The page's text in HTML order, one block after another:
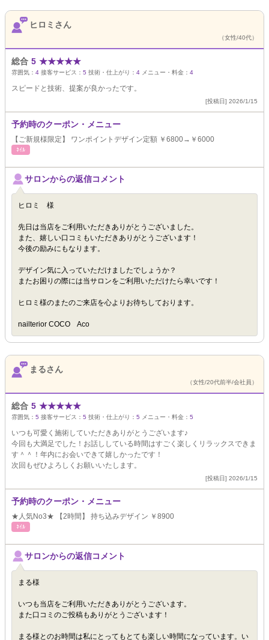
ヒロミさん
（女性/40代）
総合 5 ★★★★★
雰囲気： 4 接客サービス： 5 技術・仕上がり： 4 メニュー・料金： 4
スピードと技術、提案が良かったです。
[投稿日] 2026/1/15
予約時のクーポン・メニュー
【ご新規様限定】 ワンポイントデザイン定額 ￥6800→￥6000
ﾈｲﾙ
サロンからの返信コメント
ヒロミ 様
先日は当店をご利用いただきありがとうございました。
また、嬉しい口コミもいただきありがとうございます！
今後の励みにもなります。
デザイン気に入っていただけましたでしょうか？
またお困りの際には当サロンをご利用いただけたら幸いです！
ヒロミ様のまたのご来店を心よりお待ちしております。
nailterior COCO Aco
まるさん
（女性/20代前半/会社員）
総合 5 ★★★★★
雰囲気： 5 接客サービス： 5 技術・仕上がり： 5 メニュー・料金： 5
いつも可愛く施術していただきありがとうございます♪
今回も大満足でした！お話ししている時間はすごく楽しくリラックスできま
す＾＾！年内にお会いできて嬉しかったです！
次回もぜひよろしくお願いいたします。
[投稿日] 2026/1/15
予約時のクーポン・メニュー
★人気No3★ 【2時間】 持ち込みデザイン ￥8900
ﾈｲﾙ
サロンからの返信コメント
まる様
いつも当店をご利用いただきありがとうございます。
また口コミのご投稿もありがとうございます！
まる様とのお時間は私にとってもとても楽しい時間になっています。い